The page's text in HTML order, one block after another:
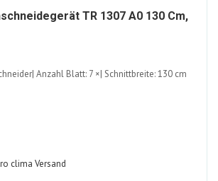
TR 1307 A0 130 Cm,
Anzahl Blatt: 7 ×| Schnittbreite: 130 cm
clima Versand